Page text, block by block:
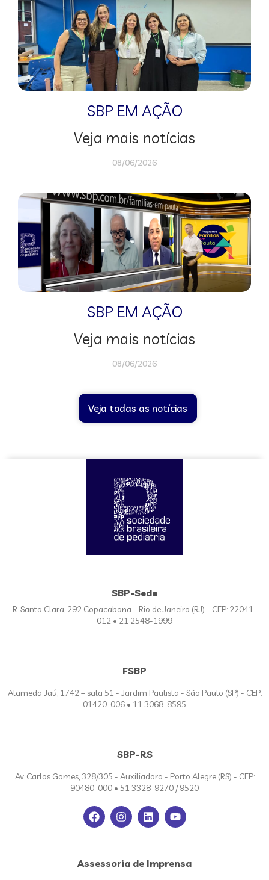
SBP EM AÇÃO
Veja mais notícias
08/06/2026
SBP EM AÇÃO
Veja mais notícias
08/06/2026
Veja todas as notícias
SBP-Sede
R. Santa Clara, 292 Copacabana - Rio de Janeiro (RJ) - CEP: 22041-
012 • 21 2548-1999
FSBP
Alameda Jaú, 1742 – sala 51 - Jardim Paulista - São Paulo (SP) - CEP:
01420-006 • 11 3068-8595
SBP-RS
Av. Carlos Gomes, 328/305 - Auxiliadora - Porto Alegre (RS) - CEP:
90480-000 • 51 3328-9270 / 9520
Assessoria de Imprensa